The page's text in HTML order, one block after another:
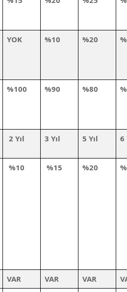
YOK %10 %20
%100 %90 %80
2 Yıl 3 Yıl 5 Yıl 6
%10 %15 %20
VAR VAR VAR